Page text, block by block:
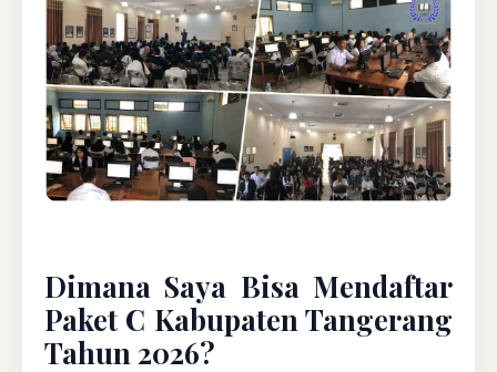
Dimana Saya Bisa Mendaftar
Paket C Kabupaten Tangerang
Tahun 2026?